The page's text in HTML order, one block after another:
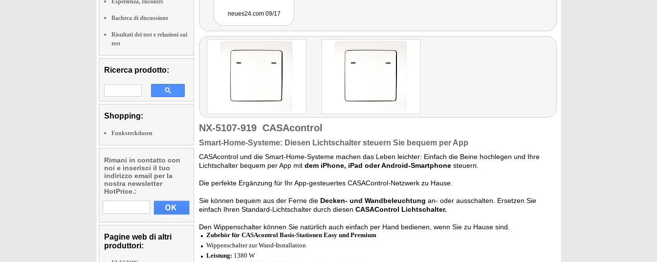
Esperienza, riscontri
Bacheca di discussione
Risultati dei test e relazioni sui
test
Ricerca prodotto:
Shopping:
Funksteckdosen
Rimani in contatto con
noi e inserisci il tuo
indirizzo email per la
nostra newsletter
HotPrice.:
Pagine web di altri
produttori:
neues24.com 09/17
NX-5107-919 CASAcontrol
Smart-Home-Systeme: Diesen Lichtschalter steuern Sie bequem per App
CASAcontrol und die Smart-Home-Systeme machen das Leben leichter: Einfach die Beine hochlegen und Ihre
Lichtschalter bequem per App mit dem iPhone, iPad oder Android-Smartphone steuern.
Die perfekte Ergänzung für Ihr App-gesteuertes CASAControl-Netzwerk zu Hause.
Sie können bequem aus der Ferne die Decken- und Wandbeleuchtung an- oder ausschalten. Ersetzen Sie
einfach Ihren Standard-Lichtschalter durch diesen CASAControl Lichtschalter.
Den Wippenschalter können Sie natürlich auch einfach per Hand bedienen, wenn Sie zu Hause sind.
Zubehör für CASAcontrol Basis-Stationen Easy und Premium
Wippenschalter zur Wand-Installation
Leistung: 1380 W